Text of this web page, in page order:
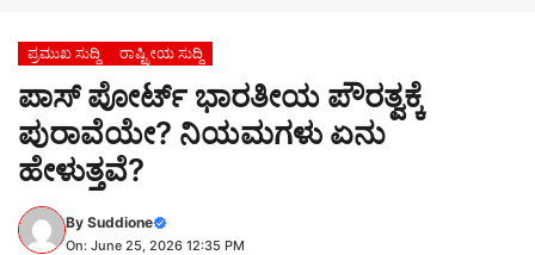
ಪ್ರಮುಖ ಸುದ್ದಿ ರಾಷ್ಟ್ರೀಯ ಸುದ್ದಿ
ಪಾಸ್‌ ಪೋರ್ಟ್ ಭಾರತೀಯ ಪೌರತ್ವಕ್ಕೆ
ಪುರಾವೆಯೇ? ನಿಯಮಗಳು ಏನು
ಹೇಳುತ್ತವೆ?
By Suddione
On: June 25, 2026 12:35 PM